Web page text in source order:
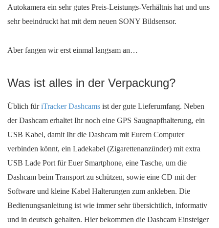
Autokamera ein sehr gutes Preis-Leistungs-Verhältnis hat und uns
sehr beeindruckt hat mit dem neuen SONY Bildsensor.
Aber fangen wir erst einmal langsam an…
Was ist alles in der Verpackung?
Üblich füriTracker Dashcams ist der gute Lieferumfang. Neben
der Dashcam erhaltet Ihr noch eine GPS Saugnapfhalterung, ein
USB Kabel, damit Ihr die Dashcam mit Eurem Computer
verbinden könnt, ein Ladekabel (Zigarettenanzünder) mit extra
USB Lade Port für Euer Smartphone, eine Tasche, um die
Dashcam beim Transport zu schützen, sowie eine CD mit der
Software und kleine Kabel Halterungen zum ankleben. Die
Bedienungsanleitung ist wie immer sehr übersichtlich, informativ
und in deutsch gehalten. Hier bekommen die Dashcam Einsteiger
dem
Laden
des